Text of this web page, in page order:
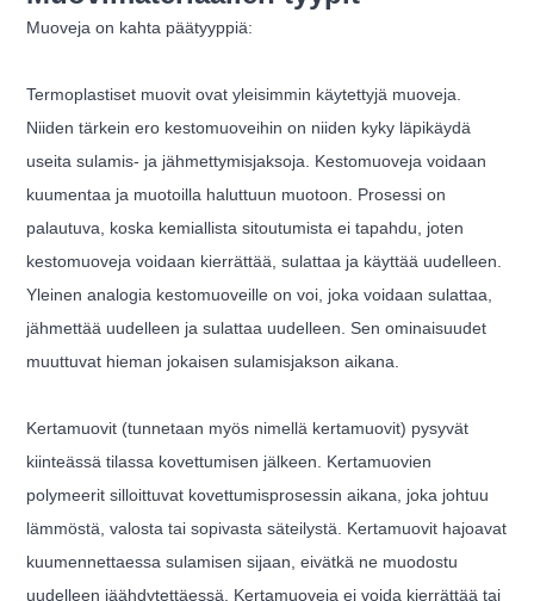
Muoveja on kahta päätyyppiä:
Termoplastiset muovit ovat yleisimmin käytettyjä muoveja.
Niiden tärkein ero kestomuoveihin on niiden kyky läpikäydä
useita sulamis- ja jähmettymisjaksoja. Kestomuoveja voidaan
kuumentaa ja muotoilla haluttuun muotoon. Prosessi on
palautuva, koska kemiallista sitoutumista ei tapahdu, joten
kestomuoveja voidaan kierrättää, sulattaa ja käyttää uudelleen.
Yleinen analogia kestomuoveille on voi, joka voidaan sulattaa,
jähmettää uudelleen ja sulattaa uudelleen. Sen ominaisuudet
muuttuvat hieman jokaisen sulamisjakson aikana.
Kertamuovit (tunnetaan myös nimellä kertamuovit) pysyvät
kiinteässä tilassa kovettumisen jälkeen. Kertamuovien
polymeerit silloittuvat kovettumisprosessin aikana, joka johtuu
lämmöstä, valosta tai sopivasta säteilystä. Kertamuovit hajoavat
kuumennettaessa sulamisen sijaan, eivätkä ne muodostu
uudelleen jäähdytettäessä. Kertamuoveja ei voida kierrättää tai